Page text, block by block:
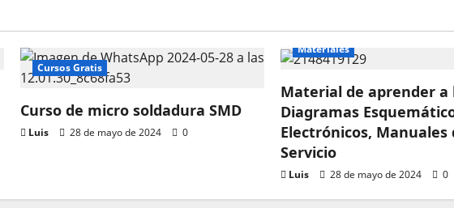
Cursos Gratis
Curso de micro soldadura SMD
Luis 28 de mayo de 2024 0
Materiales
Material de aprender a
Diagramas
Electrónicos, Manuales
Servicio
Luis 28 de mayo de 2024 0